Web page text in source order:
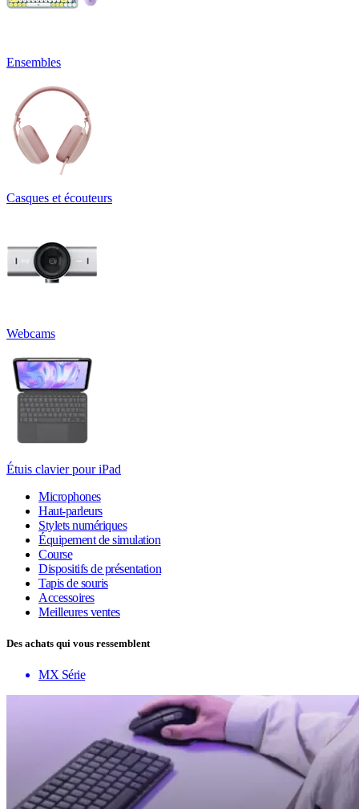
Ensembles
Casques et écouteurs
Webcams
Étuis clavier pour iPad
Microphones
Haut-parleurs
Stylets numériques
Équipement de simulation
Course
Dispositifs de présentation
Tapis de souris
Accessoires
Meilleures ventes
Des achats qui vous ressemblent
MX Série